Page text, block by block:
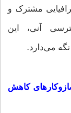
مشترک و
آنی، این
می‌دارد.
و سازوکارهای کاهش